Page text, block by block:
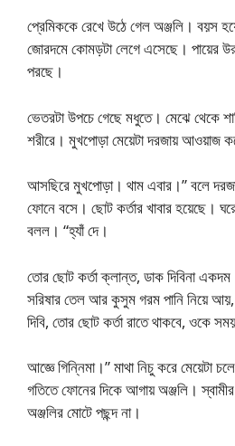
প্রেমিককে রেখে উঠে গেল অঞ্জলি। বয়স
জোরদমে কোমড়টা লেগে এসেছে। পায়ের
পরছে।
ভেতরটা উপচে গেছে মধুতে। মেঝে থেকে
শরীরে। মুখপোড়া মেয়েটা দরজায় আওয়াজ
আসছিরে মুখপোড়া। থাম এবার।” বলে
ফোনে বসে। ছোট কর্তার খাবার হয়েছে।
বলল। “হ্যাঁ দে।
তোর ছোট কর্তা ক্লান্ত, ডাক দিবিনা
সরিষার তেল আর কুসুম গরম পানি নিয়ে
দিবি, তোর ছোট কর্তা রাতে থাকবে, ওকে
আজ্ঞে গিন্নিমা।” মাথা নিচু করে মেয়েটা
গতিতে ফোনের দিকে আগায় অঞ্জলি।
অঞ্জলির মোটে পছন্দ না।